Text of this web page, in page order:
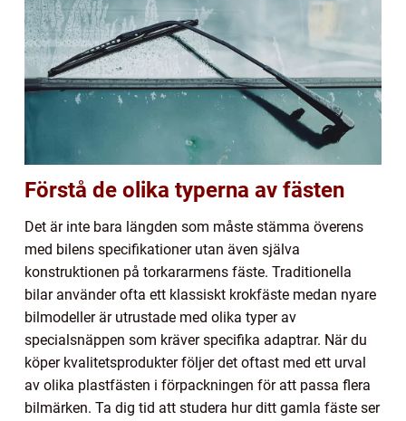
Förstå de olika typerna av fästen
Det är inte bara längden som måste stämma överens
med bilens specifikationer utan även själva
konstruktionen på torkararmens fäste. Traditionella
bilar använder ofta ett klassiskt krokfäste medan nyare
bilmodeller är utrustade med olika typer av
specialsnäppen som kräver specifika adaptrar. När du
köper kvalitetsprodukter följer det oftast med ett urval
av olika plastfästen i förpackningen för att passa flera
bilmärken. Ta dig tid att studera hur ditt gamla fäste ser